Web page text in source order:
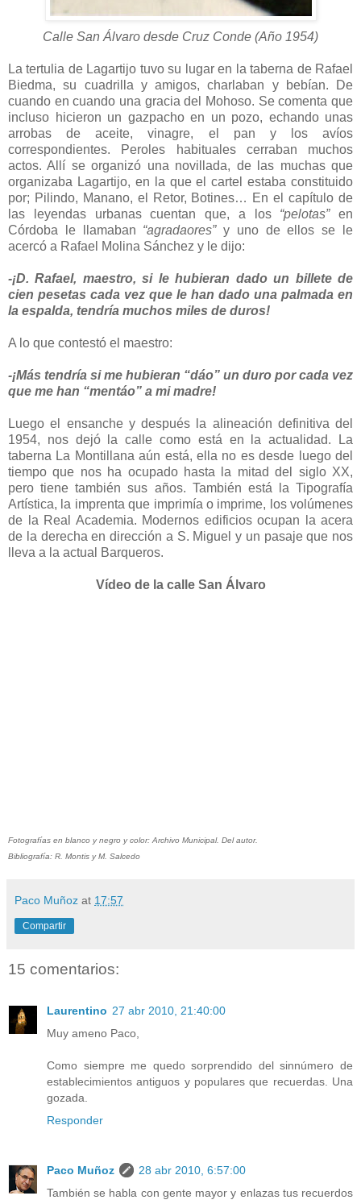
Calle San Álvaro desde Cruz Conde (Año 1954)
La tertulia de Lagartijo tuvo su lugar en la taberna de Rafael
Biedma, su cuadrilla y amigos, charlaban y bebían. De
cuando en cuando una gracia del Mohoso. Se comenta que
incluso hicieron un gazpacho en un pozo, echando unas
arrobas de aceite, vinagre, el pan y los avíos
correspondientes. Peroles habituales cerraban muchos
actos. Allí se organizó una novillada, de las muchas que
organizaba Lagartijo, en la que el cartel estaba constituido
por; Pilindo, Manano, el Retor, Botines… En el capítulo de
las leyendas urbanas cuentan que, a los “pelotas”en
Córdoba le llamaban “agradaores”y uno de ellos se le
acercó a Rafael Molina Sánchez y le dijo:
-¡D. Rafael, maestro, si le hubieran dado un billete de
cien pesetas cada vez que le han dado una palmada en
la espalda, tendría muchos miles de duros!
A lo que contestó el maestro:
-¡Más tendría si me hubieran “dáo” un duro por cada vez
que me han “mentáo” a mi madre!
Luego el ensanche y después la alineación definitiva del
1954, nos dejó la calle como está en la actualidad. La
taberna La Montillana aún está, ella no es desde luego del
tiempo que nos ha ocupado hasta la mitad del siglo XX,
pero tiene también sus años. También está la Tipografía
Artística, la imprenta que imprimía o imprime, los volúmenes
de la Real Academia. Modernos edificios ocupan la acera
de la derecha en dirección a S. Miguel y un pasaje que nos
lleva a la actual Barqueros.
Vídeo de la calle San Álvaro
Fotografías en blanco y negro y color: Archivo Municipal. Del autor.
Bibliografía: R. Montis y M. Salcedo
Paco Muñoz at 17:57
Compartir
15 comentarios:
Laurentino 27 abr 2010, 21:40:00
Muy ameno Paco,
Como siempre me quedo sorprendido del sinnúmero de
establecimientos antiguos y populares que recuerdas. Una
gozada.
Responder
Paco Muñoz
28 abr 2010, 6:57:00
También se habla con gente mayor y enlazas tus recuerdos